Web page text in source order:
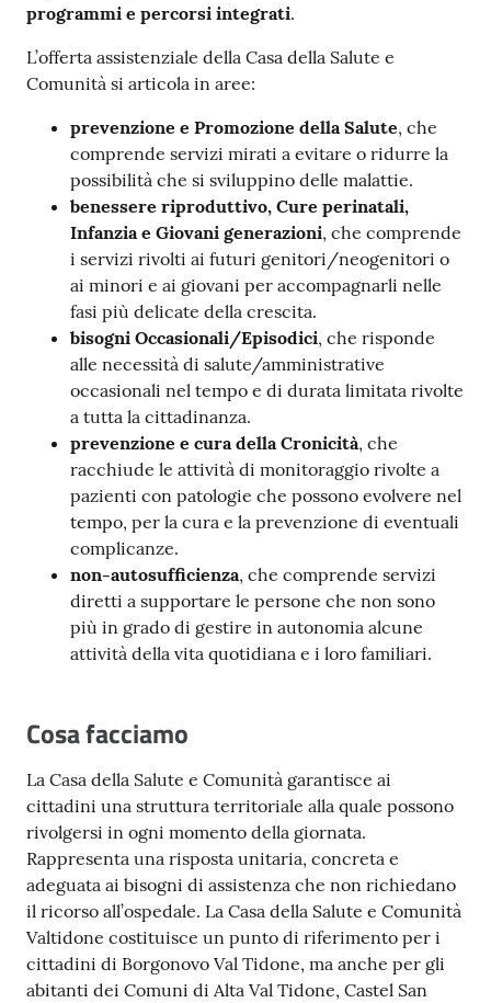
Seguici
su
programmi e percorsi integrati.
L’offerta assistenziale della Casa della Salute e
Comunità si articola in aree:
prevenzione e Promozione della Salute, che
comprende servizi mirati a evitare o ridurre la
possibilità che si sviluppino delle malattie.
benessere riproduttivo, Cure perinatali,
Infanzia e Giovani generazioni, che comprende
i servizi rivolti ai futuri genitori/neogenitori o
ai minori e ai giovani per accompagnarli nelle
fasi più delicate della crescita.
bisogni Occasionali/Episodici, che risponde
alle necessità di salute/amministrative
occasionali nel tempo e di durata limitata rivolte
a tutta la cittadinanza.
prevenzione e cura della Cronicità, che
racchiude le attività di monitoraggio rivolte a
pazienti con patologie che possono evolvere nel
tempo, per la cura e la prevenzione di eventuali
complicanze.
non-autosufficienza, che comprende servizi
diretti a supportare le persone che non sono
più in grado di gestire in autonomia alcune
attività della vita quotidiana e i loro familiari.
Cosa facciamo
La Casa della Salute e Comunità garantisce ai
cittadini una struttura territoriale alla quale possono
rivolgersi in ogni momento della giornata.
Rappresenta una risposta unitaria, concreta e
adeguata ai bisogni di assistenza che non richiedano
il ricorso all’ospedale. La Casa della Salute e Comunità
Valtidone costituisce un punto di riferimento per i
cittadini di Borgonovo Val Tidone, ma anche per gli
abitanti dei Comuni di Alta Val Tidone, Castel San